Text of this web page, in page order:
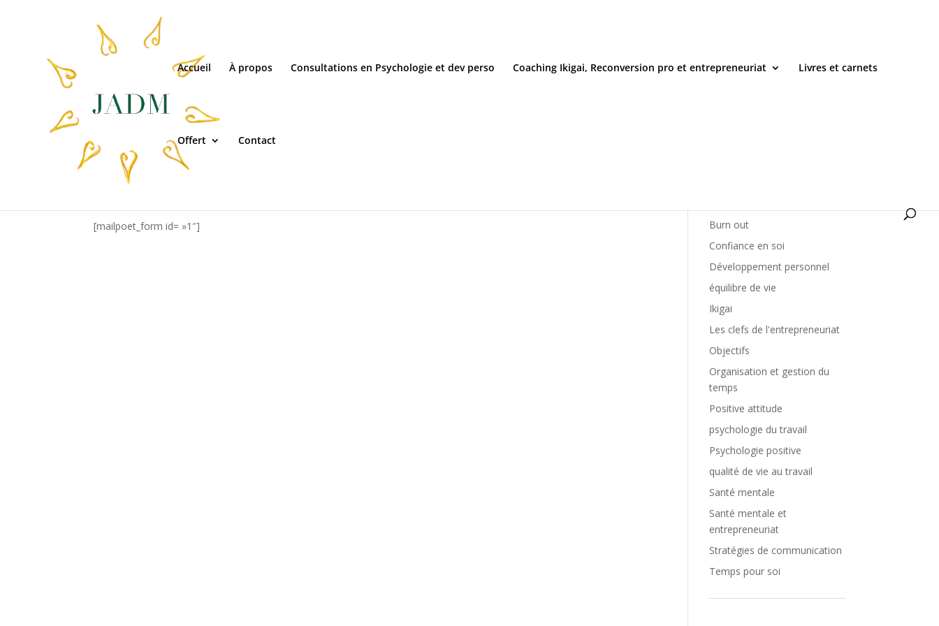
Accueil À propos Consultations en Psychologie et dev perso Coaching Ikigai, Reconversion pro et entrepreneuriat Livres et carnets
Offert Contact
S’inscrire à la newsletter
[mailpoet_form id= »1″]
Burn out
Confiance en soi
Développement personnel
équilibre de vie
Ikigai
Les clefs de l'entrepreneuriat
Objectifs
Organisation et gestion du
temps
Positive attitude
psychologie du travail
Psychologie positive
qualité de vie au travail
Santé mentale
Santé mentale et
entrepreneuriat
Stratégies de communication
Temps pour soi